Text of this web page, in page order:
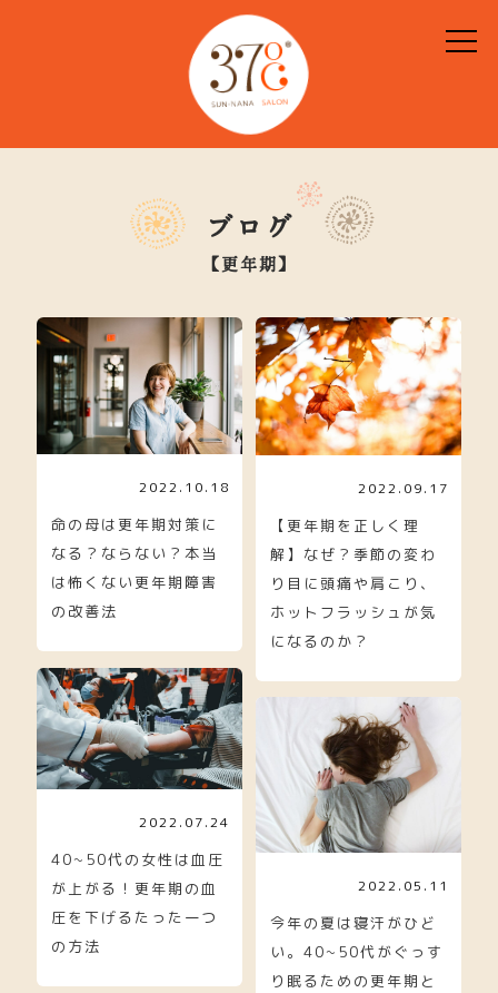
ブログ
【更年期】
2022.10.18
命の母は更年期対策に
なる？ならない？本当
は怖くない更年期障害
の改善法
2022.09.17
【更年期を正しく理
解】なぜ？季節の変わ
り目に頭痛や肩こり、
ホットフラッシュが気
になるのか？
2022.07.24
40~50代の女性は血圧
が上がる！更年期の血
圧を下げるたった一つ
の方法
2022.05.11
今年の夏は寝汗がひど
い。40~50代がぐっす
り眠るための更年期と